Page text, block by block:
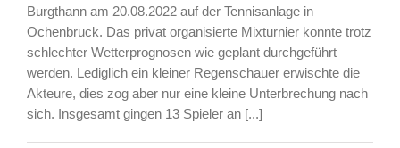
Burgthann am 20.08.2022 auf der Tennisanlage in
Ochenbruck. Das privat organisierte Mixturnier konnte trotz
schlechter Wetterprognosen wie geplant durchgeführt
werden. Lediglich ein kleiner Regenschauer erwischte die
Akteure, dies zog aber nur eine kleine Unterbrechung nach
sich. Insgesamt gingen 13 Spieler an [...]